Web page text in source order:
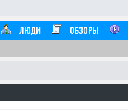
ЛЮДИ ОБЗОРЫ